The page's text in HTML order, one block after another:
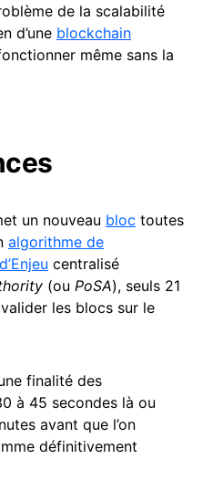
de la scalabilité
d’une blockchain
même sans la
un nouveau bloc toutes
algorithme de
centralisé
(ou PoSA), seuls 21
les blocs sur le
finalité des
à 45 secondes là ou
avant que l’on
définitivement